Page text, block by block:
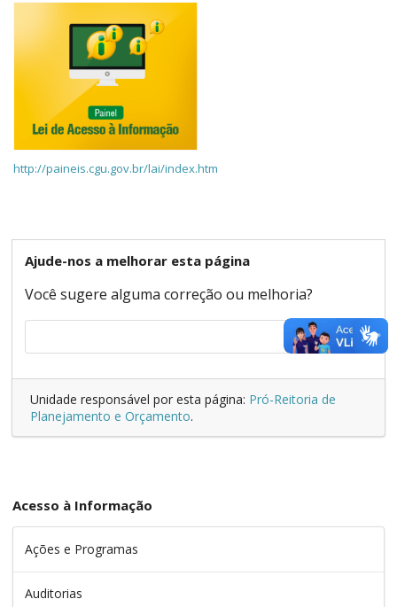
http://paineis.cgu.gov.br/lai/index.htm
Ajude-nos a melhorar esta página
Você sugere alguma correção ou melhoria?
Unidade responsável por esta página: Pró-Reitoria de
Planejamento e Orçamento.
Acesso à Informação
Ações e Programas
Auditorias